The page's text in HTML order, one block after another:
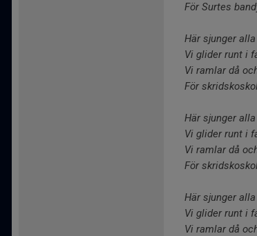
För Surtes
Här sjunger
Vi glider runt i
Vi ramlar då
För
Här sjunger
Vi glider runt i
Vi ramlar då
För
Här sjunger
Vi glider runt i
Vi ramlar då